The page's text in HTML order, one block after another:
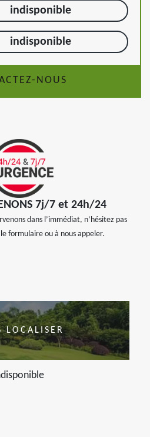
indisponible
indisponible
NOUS
7j/7 et 24h/24
dans l’immédiat, n’hésitez pas
formulaire ou à nous appeler.
LOCALISER